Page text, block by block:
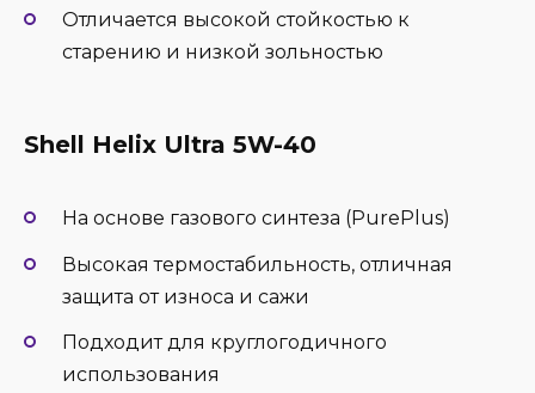
Отличается высокой стойкостью к
старению и низкой зольностью
Shell Helix Ultra 5W-40
На основе газового синтеза (PurePlus)
Высокая термостабильность, отличная
защита от износа и сажи
Подходит для круглогодичного
использования